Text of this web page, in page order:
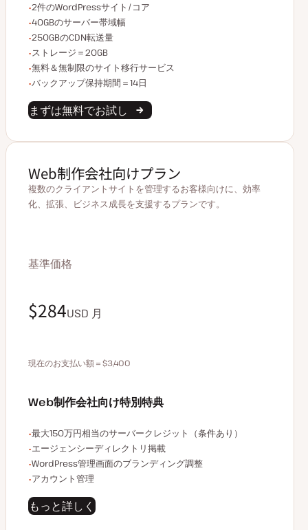
WordPressサイト/コア数
2件のWordPressサイト/コア
サーバー帯域幅
40GBのサーバー帯域幅
CDN転送量
250GBのCDN転送量
ストレージ容量
ストレージ＝20GB
無制限のサイト移行
無料＆無制限のサイト移行サービス
バックアップデータ保持
バックアップ保持期間＝14日
まずは無料でお試し
Web制作会社向けプラン
複数のクライアントサイトを管理するお客様向けに、効率
化、拡張、ビジネス成長を支援するプランです。
基準価格
$340USD 月
$284USD 月
現在のお支払い額＝$3,400
Web制作会社向け特別特典
エージェンシー限定特典の例
最大150万円相当のサーバークレジット（条件あり）
エージェンシーディレクトリ掲載
WordPress管理画面のブランディング調整
アカウント管理
もっと詳しく